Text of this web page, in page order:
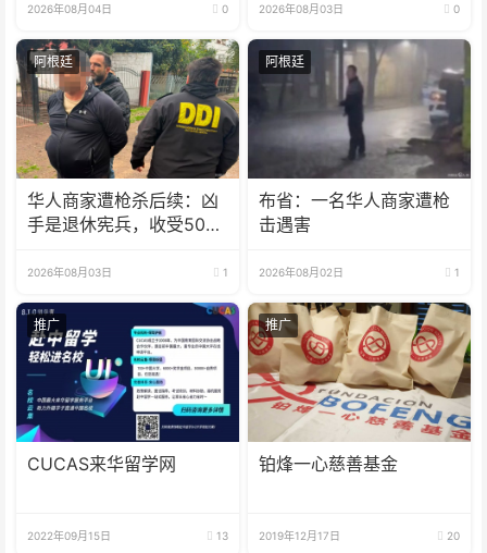
2026年08月04日 0 2026年08月03日 0
阿根廷
华人商家遭枪杀后续：凶
手是退休宪兵，收受5000
2026年08月03日 1
阿根廷
布省：一名华人商家遭枪
击遇害
2026年08月02日 1
推广
CUCAS来华留学网
2022年09月15日 13
推广
铂烽一心慈善基金
2019年12月17日 20